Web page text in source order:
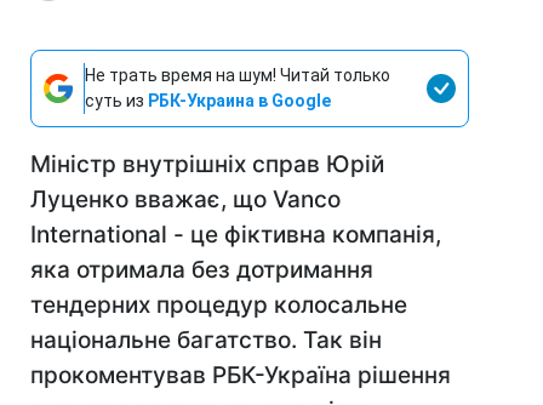
Не трать время на шум! Читай только
суть из РБК-Украина в Google
Міністр внутрішніх справ Юрій
Луценко вважає, що Vanco
International - це фіктивна компанія,
яка отримала без дотримання
тендерних процедур колосальне
національне багатство. Так він
прокоментував РБК-Україна рішення